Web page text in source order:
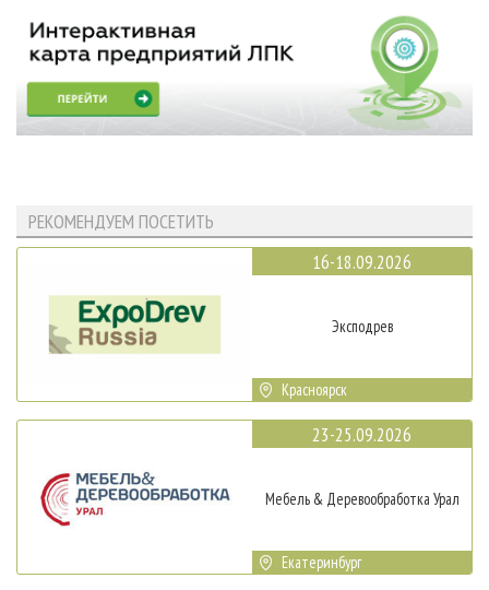
РЕКОМЕНДУЕМ ПОСЕТИТЬ
16-18.09.2026
Эксподрев
Красноярск
23-25.09.2026
Мебель & Деревообработка Урал
Екатеринбург